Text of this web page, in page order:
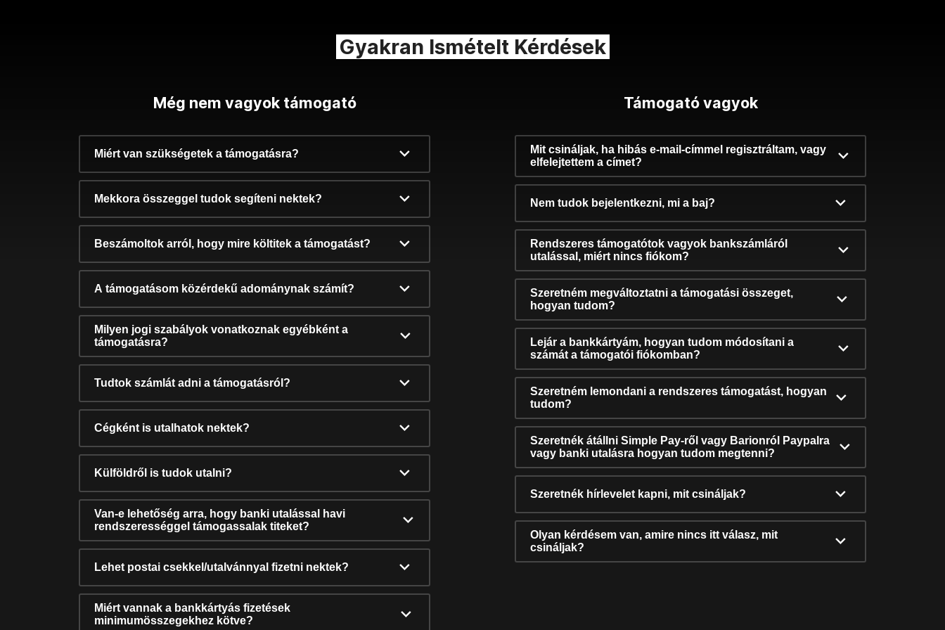
Gyakran Ismételt Kérdések
Még nem vagyok támogató
Miért van szükségetek a támogatásra?
Mekkora összeggel tudok segíteni nektek?
Beszámoltok arról, hogy mire költitek a támogatást?
A támogatásom közérdekű adománynak számít?
Milyen jogi szabályok vonatkoznak egyébként a
támogatásra?
Tudtok számlát adni a támogatásról?
Cégként is utalhatok nektek?
Külföldről is tudok utalni?
Van-e lehetőség arra, hogy banki utalással havi
rendszerességgel támogassalak titeket?
Lehet postai csekkel/utalvánnyal fizetni nektek?
Miért vannak a bankkártyás fizetések
minimumösszegekhez kötve?
Támogató vagyok
Mit csináljak, ha hibás e-mail-címmel regisztráltam, vagy
elfelejtettem a címet?
Nem tudok bejelentkezni, mi a baj?
Rendszeres támogatótok vagyok bankszámláról
utalással, miért nincs fiókom?
Szeretném megváltoztatni a támogatási összeget,
hogyan tudom?
Lejár a bankkártyám, hogyan tudom módosítani a
számát a támogatói fiókomban?
Szeretném lemondani a rendszeres támogatást, hogyan
tudom?
Szeretnék átállni Simple Pay-ről vagy Barionról Paypalra
vagy banki utalásra hogyan tudom megtenni?
Szeretnék hírlevelet kapni, mit csináljak?
Olyan kérdésem van, amire nincs itt válasz, mit
csináljak?